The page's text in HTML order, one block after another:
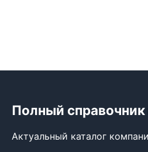
Полный
Актуальный каталог